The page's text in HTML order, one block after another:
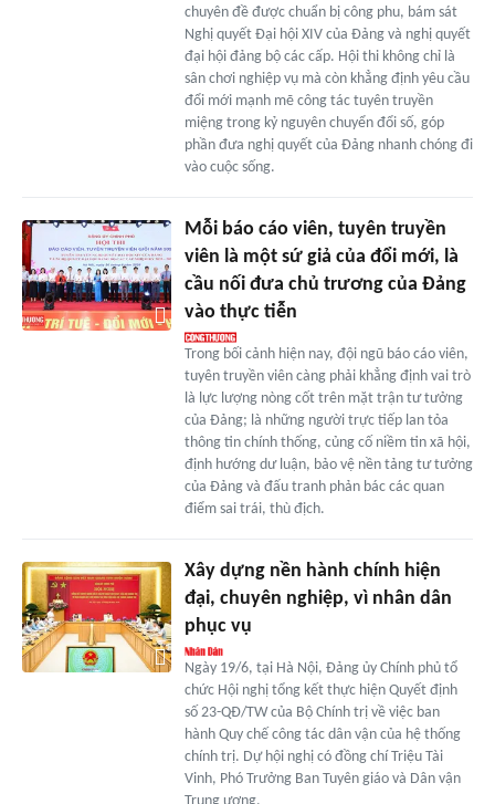
chuyên đề được chuẩn bị công phu, bám sát
Nghị quyết Đại hội XIV của Đảng và nghị quyết
đại hội đảng bộ các cấp. Hội thi không chỉ là
sân chơi nghiệp vụ mà còn khẳng định yêu cầu
đổi mới mạnh mẽ công tác tuyên truyền
miệng trong kỷ nguyên chuyển đổi số, góp
phần đưa nghị quyết của Đảng nhanh chóng đi
vào cuộc sống.
Mỗi báo cáo viên, tuyên truyền
viên là một sứ giả của đổi mới, là
cầu nối đưa chủ trương của Đảng
vào thực tiễn
Trong bối cảnh hiện nay, đội ngũ báo cáo viên,
tuyên truyền viên càng phải khẳng định vai trò
là lực lượng nòng cốt trên mặt trận tư tưởng
của Đảng; là những người trực tiếp lan tỏa
thông tin chính thống, củng cố niềm tin xã hội,
định hướng dư luận, bảo vệ nền tảng tư tưởng
của Đảng và đấu tranh phản bác các quan
điểm sai trái, thù địch.
Xây dựng nền hành chính hiện
đại, chuyên nghiệp, vì nhân dân
phục vụ
Ngày 19/6, tại Hà Nội, Đảng ủy Chính phủ tổ
chức Hội nghị tổng kết thực hiện Quyết định
số 23-QĐ/TW của Bộ Chính trị về việc ban
hành Quy chế công tác dân vận của hệ thống
chính trị. Dự hội nghị có đồng chí Triệu Tài
Vinh, Phó Trưởng Ban Tuyên giáo và Dân vận
Trung ương.